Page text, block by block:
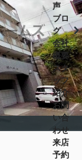
声
ブロ
グ
会社
概要
スタ
ッフ
紹介
お問
い合
わせ
来店
予約